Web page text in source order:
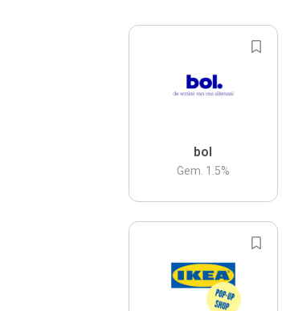
bol
Gem. 1.5%